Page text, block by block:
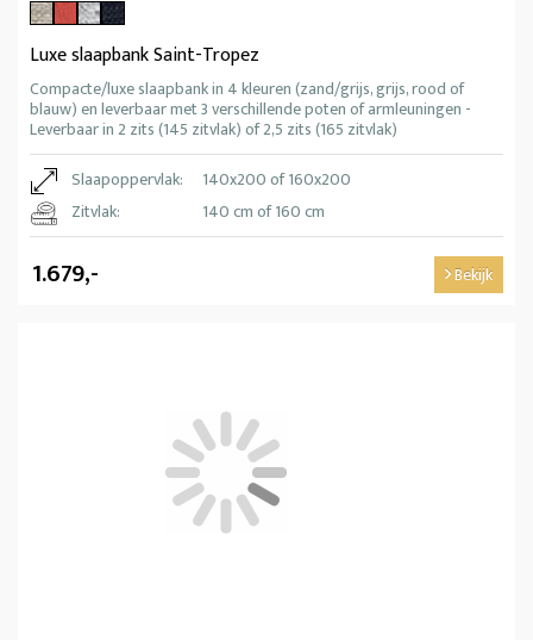
Luxe slaapbank Saint-Tropez
Compacte/luxe slaapbank in 4 kleuren (zand/grijs, grijs, rood of
blauw) en leverbaar met 3 verschillende poten of armleuningen -
Leverbaar in 2 zits (145 zitvlak) of 2,5 zits (165 zitvlak)
Slaapoppervlak:
140x200 of 160x200
Zitvlak:
140 cm of 160 cm
1.679,- Bekijk